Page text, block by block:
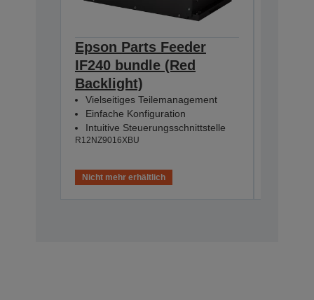
Epson Parts Feeder
IF240 bundle (Red
Backlight)
Vielseitiges Teilemanagement
Einfache Konfiguration
Intuitive Steuerungsschnittstelle
R12NZ9016XBU
Nicht mehr erhältlich